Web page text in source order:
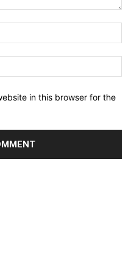
in this browser for the